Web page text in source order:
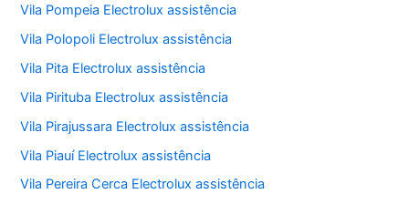
Vila Pompeia Electrolux assistência
Vila Polopoli Electrolux assistência
Vila Pita Electrolux assistência
Vila Pirituba Electrolux assistência
Vila Pirajussara Electrolux assistência
Vila Piauí Electrolux assistência
Vila Pereira Cerca Electrolux assistência